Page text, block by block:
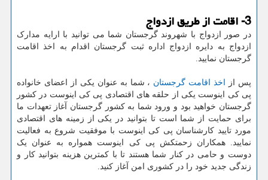
3- اقامت از طریق ازدواج
در صور ازدواج با شهروند گرجستان شما می توانید با ارایه مدارک
ازدواج به دایره ازدواج اداره ثبت گرجستان اقدام به اخذ اقامت
گرجستان نمایید.
پس از اخذ اقامت گرجستان ، شما به عنوان یکی از اعضای خانواده
پی کی اینوست یکی از حلقه های اقتصادی پی کی اینوست در کشور
گرجستان خواهید بود و ورود شما به کشور گرجستان آغاز تعهدات ما
برای حمایت از شما است تا بتوانید در یکی از زمینه های اقتصادی
مورد تایید کارشناسان پی کی اینوست با موفقیت شروع به فعالیت
نمایید. همکاران زحمتکش پی کی اینوست همواره به عنوان یک
دوست و حامی در کنار شما هستند تا با کمترین هزینه بتوانید کار و
زندگی جدید خود را در کشوری امن آغاز کنید.